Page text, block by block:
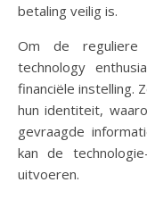
betaling veilig is.
Om de reguliere
technology
financiële instelling.
hun identiteit,
gevraagde
kan de
uitvoeren.